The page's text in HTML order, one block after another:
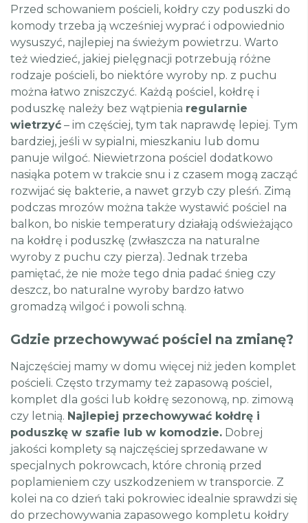
Przed schowaniem pościeli, kołdry czy poduszki do
komody trzeba ją wcześniej wyprać i odpowiednio
wysuszyć, najlepiej na świeżym powietrzu. Warto
też wiedzieć, jakiej pielęgnacji potrzebują różne
rodzaje pościeli, bo niektóre wyroby np. z puchu
można łatwo zniszczyć. Każdą pościel, kołdrę i
poduszkę należy bez wątpienia regularnie
wietrzyć – im częściej, tym tak naprawdę lepiej. Tym
bardziej, jeśli w sypialni, mieszkaniu lub domu
panuje wilgoć. Niewietrzona pościel dodatkowo
nasiąka potem w trakcie snu i z czasem mogą zacząć
rozwijać się bakterie, a nawet grzyb czy pleśń. Zimą
podczas mrozów można także wystawić pościel na
balkon, bo niskie temperatury działają odświeżająco
na kołdrę i poduszkę (zwłaszcza na naturalne
wyroby z puchu czy pierza). Jednak trzeba
pamiętać, że nie może tego dnia padać śnieg czy
deszcz, bo naturalne wyroby bardzo łatwo
gromadzą wilgoć i powoli schną.
Gdzie przechowywać pościel na zmianę?
Najczęściej mamy w domu więcej niż jeden komplet
pościeli. Często trzymamy też zapasową pościel,
komplet dla gości lub kołdrę sezonową, np. zimową
czy letnią. Najlepiej przechowywać kołdrę i
poduszkę w szafie lub w komodzie. Dobrej
jakości komplety są najczęściej sprzedawane w
specjalnych pokrowcach, które chronią przed
poplamieniem czy uszkodzeniem w transporcie. Z
kolei na co dzień taki pokrowiec idealnie sprawdzi się
do przechowywania zapasowego kompletu kołdry